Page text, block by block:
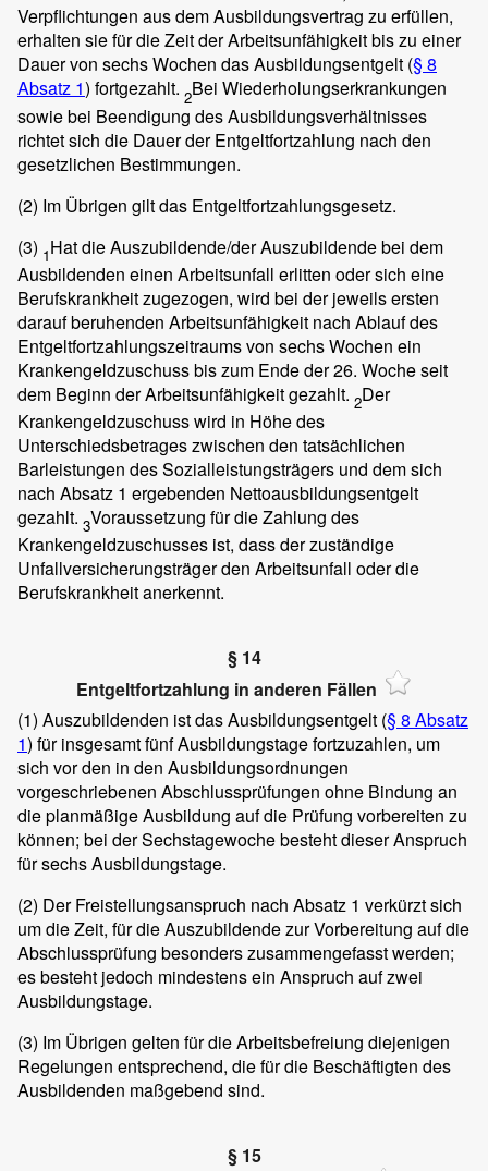
Verpflichtungen aus dem Ausbildungsvertrag zu erfüllen,
erhalten sie für die Zeit der Arbeitsunfähigkeit bis zu einer
Dauer von sechs Wochen das Ausbildungsentgelt (§ 8
Absatz 1) fortgezahlt. 2Bei Wiederholungserkrankungen
sowie bei Beendigung des Ausbildungsverhältnisses
richtet sich die Dauer der Entgeltfortzahlung nach den
gesetzlichen Bestimmungen.
(2) Im Übrigen gilt das Entgeltfortzahlungsgesetz.
(3) 1Hat die Auszubildende/der Auszubildende bei dem
Ausbildenden einen Arbeitsunfall erlitten oder sich eine
Berufskrankheit zugezogen, wird bei der jeweils ersten
darauf beruhenden Arbeitsunfähigkeit nach Ablauf des
Entgeltfortzahlungszeitraums von sechs Wochen ein
Krankengeldzuschuss bis zum Ende der 26. Woche seit
dem Beginn der Arbeitsunfähigkeit gezahlt. 2Der
Krankengeldzuschuss wird in Höhe des
Unterschiedsbetrages zwischen den tatsächlichen
Barleistungen des Sozialleistungsträgers und dem sich
nach Absatz 1 ergebenden Nettoausbildungsentgelt
gezahlt. 3Voraussetzung für die Zahlung des
Krankengeldzuschusses ist, dass der zuständige
Unfallversicherungsträger den Arbeitsunfall oder die
Berufskrankheit anerkennt.
§ 14
Entgeltfortzahlung in anderen Fällen
(1) Auszubildenden ist das Ausbildungsentgelt (§ 8 Absatz
1) für insgesamt fünf Ausbildungstage fortzuzahlen, um
sich vor den in den Ausbildungsordnungen
vorgeschriebenen Abschlussprüfungen ohne Bindung an
die planmäßige Ausbildung auf die Prüfung vorbereiten zu
können; bei der Sechstagewoche besteht dieser Anspruch
für sechs Ausbildungstage.
(2) Der Freistellungsanspruch nach Absatz 1 verkürzt sich
um die Zeit, für die Auszubildende zur Vorbereitung auf die
Abschlussprüfung besonders zusammengefasst werden;
es besteht jedoch mindestens ein Anspruch auf zwei
Ausbildungstage.
(3) Im Übrigen gelten für die Arbeitsbefreiung diejenigen
Regelungen entsprechend, die für die Beschäftigten des
Ausbildenden maßgebend sind.
§ 15